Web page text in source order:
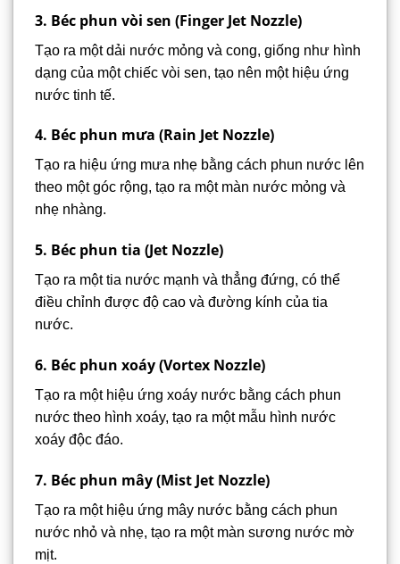
3. Béc phun vòi sen (Finger Jet Nozzle)
Tạo ra một dải nước mỏng và cong, giống như hình
dạng của một chiếc vòi sen, tạo nên một hiệu ứng
nước tinh tế.
4. Béc phun mưa (Rain Jet Nozzle)
Tạo ra hiệu ứng mưa nhẹ bằng cách phun nước lên
theo một góc rộng, tạo ra một màn nước mỏng và
nhẹ nhàng.
5. Béc phun tia (Jet Nozzle)
Tạo ra một tia nước mạnh và thẳng đứng, có thể
điều chỉnh được độ cao và đường kính của tia
nước.
6. Béc phun xoáy (Vortex Nozzle)
Tạo ra một hiệu ứng xoáy nước bằng cách phun
nước theo hình xoáy, tạo ra một mẫu hình nước
xoáy độc đáo.
7. Béc phun mây (Mist Jet Nozzle)
Tạo ra một hiệu ứng mây nước bằng cách phun
nước nhỏ và nhẹ, tạo ra một màn sương nước mờ
mịt.